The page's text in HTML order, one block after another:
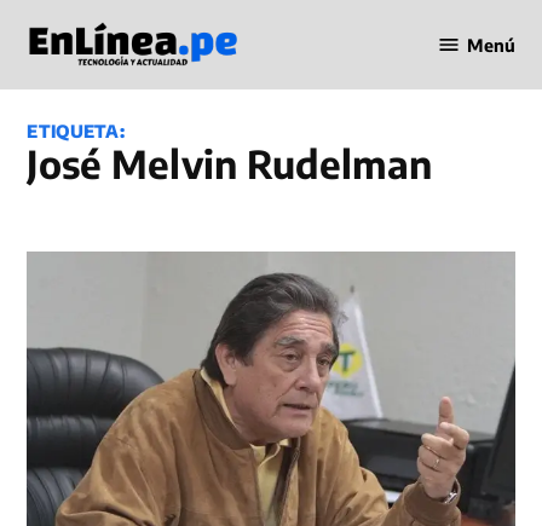
contenido
en Línea
Menú
ETIQUETA:
José Melvin Rudelman